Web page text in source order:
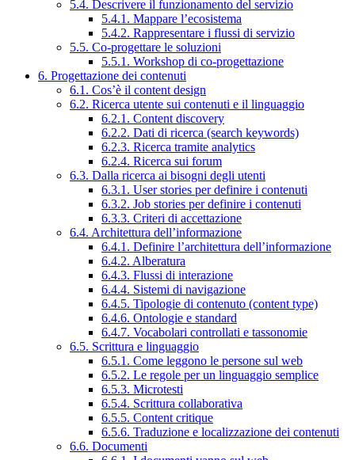
5.4. Descrivere il funzionamento del servizio
5.4.1. Mappare l’ecosistema
5.4.2. Rappresentare i flussi di servizio
5.5. Co-progettare le soluzioni
5.5.1. Workshop di co-progettazione
6. Progettazione dei contenuti
6.1. Cos’è il content design
6.2. Ricerca utente sui contenuti e il linguaggio
6.2.1. Content discovery
6.2.2. Dati di ricerca (search keywords)
6.2.3. Ricerca tramite analytics
6.2.4. Ricerca sui forum
6.3. Dalla ricerca ai bisogni degli utenti
6.3.1. User stories per definire i contenuti
6.3.2. Job stories per definire i contenuti
6.3.3. Criteri di accettazione
6.4. Architettura dell’informazione
6.4.1. Definire l’architettura dell’informazione
6.4.2. Alberatura
6.4.3. Flussi di interazione
6.4.4. Sistemi di navigazione
6.4.5. Tipologie di contenuto (content type)
6.4.6. Ontologie e standard
6.4.7. Vocabolari controllati e tassonomie
6.5. Scrittura e linguaggio
6.5.1. Come leggono le persone sul web
6.5.2. Le regole per un linguaggio semplice
6.5.3. Microtesti
6.5.4. Scrittura collaborativa
6.5.5. Content critique
6.5.6. Traduzione e localizzazione dei contenuti
6.6. Documenti